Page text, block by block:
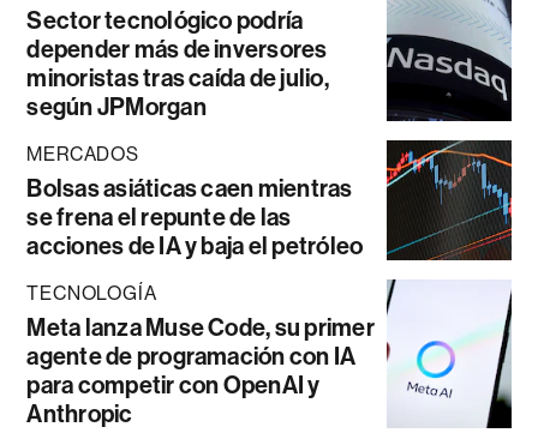
Sector tecnológico podría
depender más de inversores
minoristas tras caída de julio,
según JPMorgan
MERCADOS
Bolsas asiáticas caen mientras
se frena el repunte de las
acciones de IA y baja el petróleo
TECNOLOGÍA
Meta lanza Muse Code, su primer
agente de programación con IA
para competir con OpenAI y
Anthropic